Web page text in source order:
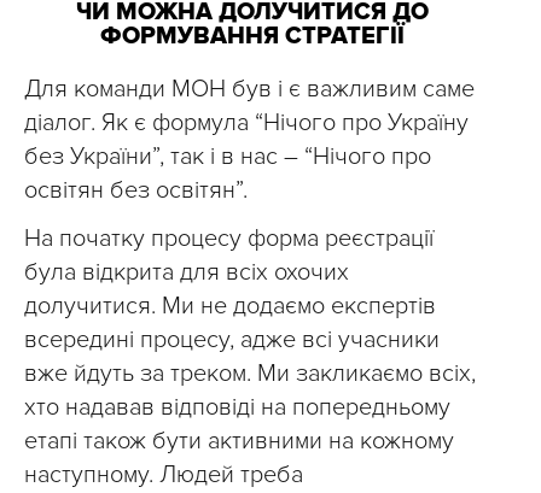
ЧИ МОЖНА ДОЛУЧИТИСЯ ДО
ФОРМУВАННЯ СТРАТЕГІЇ
Для команди МОН був і є важливим саме
діалог. Як є формула “Нічого про Україну
без України”, так і в нас – “Нічого про
освітян без освітян”.
На початку процесу форма реєстрації
була відкрита для всіх охочих
долучитися. Ми не додаємо експертів
всередині процесу, адже всі учасники
вже йдуть за треком. Ми закликаємо всіх,
хто надавав відповіді на попередньому
етапі також бути активними на кожному
наступному. Людей треба